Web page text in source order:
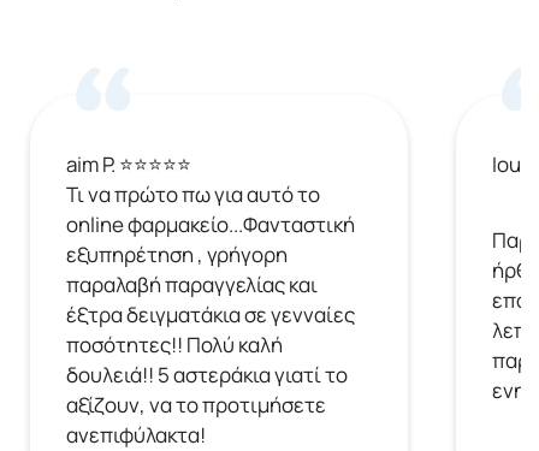
aim P. ⭐⭐⭐⭐⭐
Τι να πρώτο πω για αυτό το
online φαρμακείο...Φανταστική
εξυπηρέτηση , γρήγορη
παραλαβή παραγγελίας και
έξτρα δειγματάκια σε γενναίες
ποσότητες!! Πολύ καλή
δουλειά!! 5 αστεράκια γιατί το
αξίζουν, να το προτιμήσετε
ανεπιφύλακτα!
Ioulia